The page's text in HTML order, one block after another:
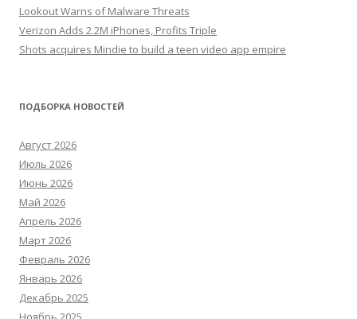
Lookout Warns of Malware Threats
Verizon Adds 2.2M iPhones, Profits Triple
Shots acquires Mindie to build a teen video app empire
ПОДБОРКА НОВОСТЕЙ
Август 2026
Июль 2026
Июнь 2026
Май 2026
Апрель 2026
Март 2026
Февраль 2026
Январь 2026
Декабрь 2025